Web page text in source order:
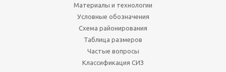
Материалы и технологии
Условные обозначения
Схема районирования
Таблица размеров
Частые вопросы
Классификация СИЗ